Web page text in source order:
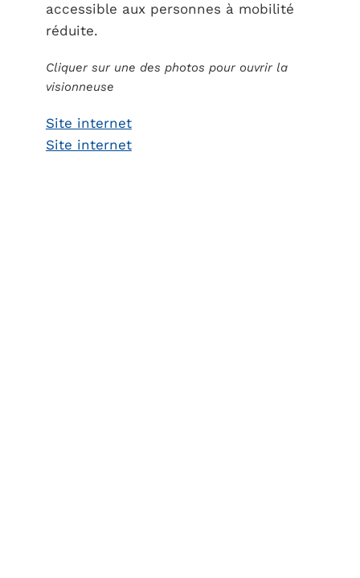
accessible aux personnes à mobilité
réduite.
Cliquer sur une des photos pour ouvrir la
visionneuse
Site internet
Site internet